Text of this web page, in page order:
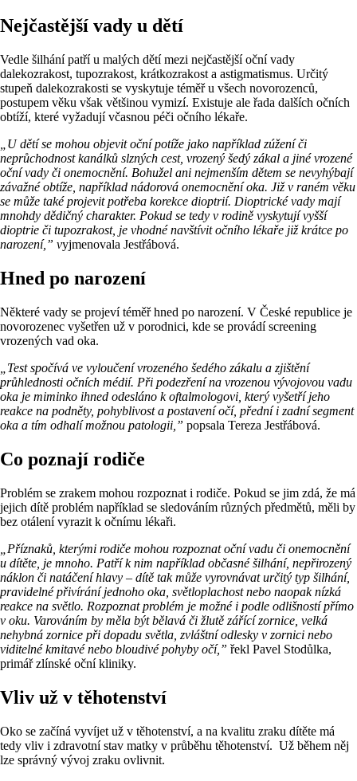
Nejčastější vady u dětí
Vedle šilhání patří u malých dětí mezi nejčastější oční vady
dalekozrakost, tupozrakost, krátkozrakost a astigmatismus. Určitý
stupeň dalekozrakosti se vyskytuje téměř u všech novorozenců,
postupem věku však většinou vymizí. Existuje ale řada dalších očních
obtíží, které vyžadují včasnou péči očního lékaře.
„U dětí se mohou objevit oční potíže jako například zúžení či
neprůchodnost kanálků slzných cest, vrozený šedý zákal a jiné vrozené
oční vady či onemocnění. Bohužel ani nejmenším dětem se nevyhýbají
závažné obtíže, například nádorová onemocnění oka. Již v raném věku
se může také projevit potřeba korekce dioptrií. Dioptrické vady mají
mnohdy dědičný charakter. Pokud se tedy v rodině vyskytují vyšší
dioptrie či tupozrakost, je vhodné navštívit očního lékaře již krátce po
narození,” vyjmenovala Jestřábová.
Hned po narození
Některé vady se projeví téměř hned po narození. V České republice je
novorozenec vyšetřen už v porodnici, kde se provádí screening
vrozených vad oka.
„Test spočívá ve vyloučení vrozeného šedého zákalu a zjištění
průhlednosti očních médií. Při podezření na vrozenou vývojovou vadu
oka je miminko ihned odesláno k oftalmologovi, který vyšetří jeho
reakce na podněty, pohyblivost a postavení očí, přední i zadní segment
oka a tím odhalí možnou patologii,” popsala Tereza Jestřábová.
Co poznají rodiče
Problém se zrakem mohou rozpoznat i rodiče. Pokud se jim zdá, že má
jejich dítě problém například se sledováním různých předmětů, měli by
bez otálení vyrazit k očnímu lékaři.
„Příznaků, kterými rodiče mohou rozpoznat oční vadu či onemocnění
u dítěte, je mnoho. Patří k nim například občasné šilhání, nepřirozený
náklon či natáčení hlavy – dítě tak může vyrovnávat určitý typ šilhání,
pravidelné přivírání jednoho oka, světloplachost nebo naopak nízká
reakce na světlo. Rozpoznat problém je možné i podle odlišností přímo
v oku. Varováním by měla být bělavá či žlutě zářící zornice, velká
nehybná zornice při dopadu světla, zvláštní odlesky v zornici nebo
viditelné kmitavé nebo bloudivé pohyby očí,” řekl Pavel Stodůlka,
primář zlínské oční kliniky.
Vliv už v těhotenství
Oko se začíná vyvíjet už v těhotenství, a na kvalitu zraku dítěte má
tedy vliv i zdravotní stav matky v průběhu těhotenství. Už během něj
lze správný vývoj zraku ovlivnit.